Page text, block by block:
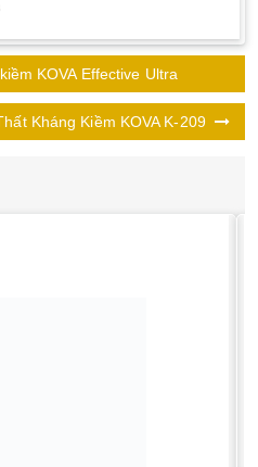
KOVA Effective Ultra
Kháng Kiềm KOVA K-209